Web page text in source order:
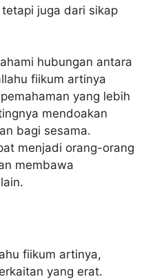
juga dari sikap
hubungan antara
fiikum artinya
yang lebih
mendoakan
bagi sesama.
menjadi orang-orang
membawa
fiikum artinya,
yang erat.